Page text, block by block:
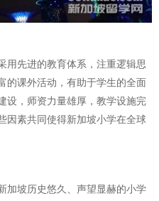
用先进的教育体系，注重逻辑思
的课外活动，有助于学生的全面
设，师资力量雄厚，教学设施完
因素共同使得新加坡小学在全球
加坡历史悠久、声望显赫的小学